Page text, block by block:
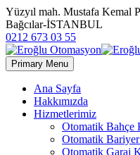
Yüzyıl mah. Mustafa Kemal
Bağcılar-İSTANBUL
0212 673 03 55
Primary Menu
Ana Sayfa
Hakkımızda
Hizmetlerimiz
Otomatik Bahçe
Otomatik
Otomatik Garaj